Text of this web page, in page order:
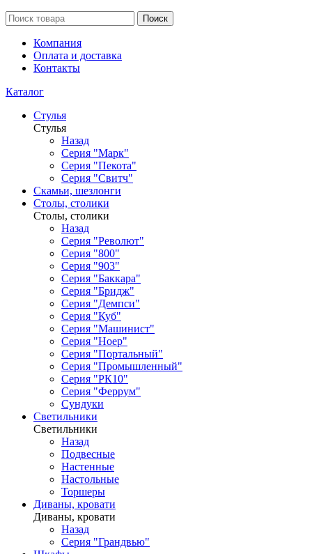
Поиск
Компания
Оплата и доставка
Контакты
Каталог
Стулья
Стулья
Назад
Серия "Марк"
Серия "Пекота"
Серия "Свитч"
Скамьи, шезлонги
Столы, столики
Столы, столики
Назад
Серия "Револют"
Серия "800"
Серия "903"
Серия "Баккара"
Серия "Бридж"
Серия "Демпси"
Серия "Куб"
Серия "Машинист"
Серия "Ноер"
Серия "Портальный"
Серия "Промышленный"
Серия "РК10"
Серия "Феррум"
Сундуки
Светильники
Светильники
Назад
Подвесные
Настенные
Настольные
Торшеры
Диваны, кровати
Диваны, кровати
Назад
Серия "Грандвью"